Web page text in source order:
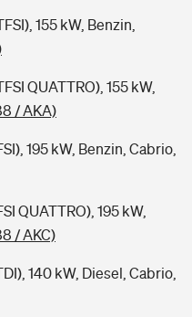
155 kW, Benzin,
QUATTRO), 155 kW,
/ AKA)
195 kW, Benzin, Cabrio,
QUATTRO), 195 kW,
/ AKC)
140 kW, Diesel, Cabrio,